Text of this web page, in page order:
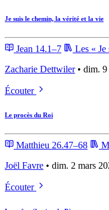
Je suis le chemin, la vérité et la vie
Jean 14.1–7
Les « Je
Zacharie Dettwiler• dim. 9
Écouter
Le procès du Roi
Matthieu 26.47–68
Joël Favre • dim. 2 mars
Écouter